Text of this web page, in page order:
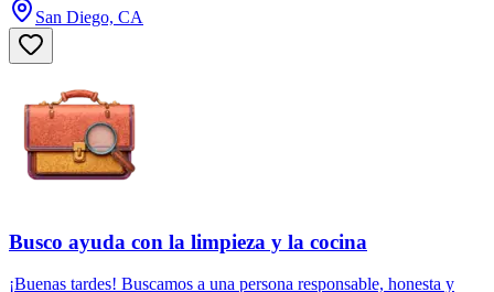
San Diego, CA
Busco ayuda con la limpieza y la cocina
¡Buenas tardes! Buscamos a una persona responsable, honesta y